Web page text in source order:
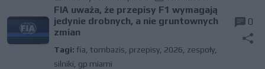
FIA uważa, że przepisy F1 wymagają
jedynie drobnych, a nie gruntownych
zmian
Tagi: fia tombazis przepisy, 2026 zespoły,
silniki gp miami
0